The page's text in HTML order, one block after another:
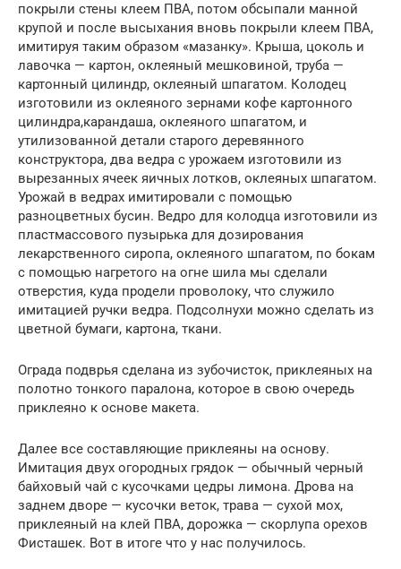
покрыли стены клеем ПВА, потом обсыпали манной
крупой и после высыхания вновь покрыли клеем ПВА,
имитируя таким образом «мазанку». Крыша, цоколь и
лавочка — картон, оклеяный мешковиной, труба —
картонный цилиндр, оклеяный шпагатом. Колодец
изготовили из оклеяного зернами кофе картонного
цилиндра,карандаша, оклеяного шпагатом, и
утилизованной детали старого деревянного
конструктора, два ведра с урожаем изготовили из
вырезанных ячеек яичных лотков, оклеяных шпагатом.
Урожай в ведрах имитировали с помощью
разноцветных бусин. Ведро для колодца изготовили из
пластмассового пузырька для дозирования
лекарственного сиропа, оклеяного шпагатом, по бокам
с помощью нагретого на огне шила мы сделали
отверстия, куда продели проволоку, что служило
имитацией ручки ведра. Подсолнухи можно сделать из
цветной бумаги, картона, ткани.
Ограда подврья сделана из зубочисток, приклеяных на
полотно тонкого паралона, которое в свою очередь
приклеяно к основе макета.
Далее все составляющие приклеяны на основу.
Имитация двух огородных грядок — обычный черный
байховый чай с кусочками цедры лимона. Дрова на
заднем дворе — кусочки веток, трава — сухой мох,
приклеяный на клей ПВА, дорожка — скорлупа орехов
Фисташек. Вот в итоге что у нас получилось.